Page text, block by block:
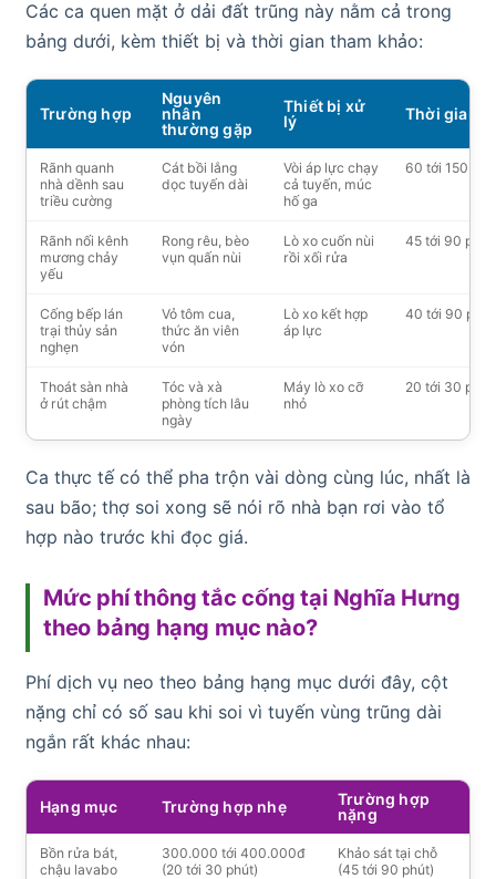
Các ca quen mặt ở dải đất trũng này nằm cả trong
bảng dưới, kèm thiết bị và thời gian tham khảo:
Trường hợp
Nguyên
nhân
thường gặp
Thiết bị xử
lý
Thời gian
Rãnh quanh
nhà dềnh sau
triều cường
Cát bồi lắng
dọc tuyến dài
Vòi áp lực chạy
cả tuyến, múc
hố ga
60 tới 150
Rãnh nối kênh
mương chảy
yếu
Rong rêu, bèo
vụn quấn nùi
Lò xo cuốn nùi
rồi xối rửa
45 tới 90 phút
Cống bếp lán
trại thủy sản
nghẹn
Vỏ tôm cua,
thức ăn viên
vón
Lò xo kết hợp
áp lực
40 tới 90 phút
Thoát sàn nhà
ở rút chậm
Tóc và xà
phòng tích lâu
ngày
Máy lò xo cỡ
nhỏ
20 tới 30 phút
Ca thực tế có thể pha trộn vài dòng cùng lúc, nhất là
sau bão; thợ soi xong sẽ nói rõ nhà bạn rơi vào tổ
hợp nào trước khi đọc giá.
Mức phí thông tắc cống tại Nghĩa Hưng
theo bảng hạng mục nào?
Phí dịch vụ neo theo bảng hạng mục dưới đây, cột
nặng chỉ có số sau khi soi vì tuyến vùng trũng dài
ngắn rất khác nhau:
Hạng mục Trường hợp nhẹ
Trường hợp
nặng
Bồn rửa bát,
chậu lavabo
300.000 tới 400.000đ
(20 tới 30 phút)
Khảo sát tại chỗ
(45 tới 90 phút)